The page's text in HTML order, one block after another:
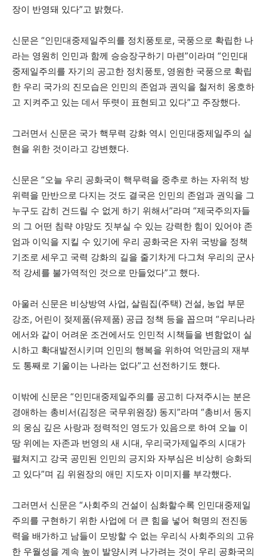
장이 반영돼 있다”고 밝혔다.
신문은 “인민대중제일주의를 정치풍토로, 국풍으로 확립한 나
라는 영원히 인민과 함께 승승장구하기 마련”이라며 “인민대
중제일주의를 자기의 공고한 정치풍토, 영원한 국풍으로 확립
한 우리 국가의 진모습은 인민의 존엄과 권익을 철저히 옹호하
고 지켜주고 있는 데서 뚜렷이 표현되고 있다”고 주장했다.
그러면서 신문은 국가 핵무력 강화 역시 인민대중제일주의 실
현을 위한 것이라고 강변했다.
신문은 “오늘 우리 공화국이 핵무력을 중추로 하는 자위적 방
위력을 만반으로 다지는 것도 결국은 인민의 존엄과 권익을 그
누구도 감히 건드릴 수 없게 하기 위해서”라며 “제국주의자들
의 그 어떤 침략 야망도 짓부실 수 있는 강력한 힘이 있어야 존
엄과 이익을 지킬 수 있기에 우리 공화국은 자위 국방을 정책
기조로 세우고 국력 강화의 길을 줄기차게 다그쳐 우리의 군사
적 강세를 불가역적인 것으로 만들었다”고 했다.
아울러 신문은 비상방역 사업, 살림집(주택) 건설, 농업 부문
강조, 어린이 젖제품(유제품) 공급 정책 등을 꼽으며 “우리나라
에서와 같이 어려운 조건에서도 인민적 시책들을 변함없이 실
시하고 확대발전시키며 인민의 행복을 위하여 억만금의 재부
도 통째로 기울이는 나라는 없다”고 선전하기도 했다.
이밖에 신문은 “인민대중제일주의를 공고히 다져주시는 분은
경애하는 총비서(김정은 국무위원장) 동지”라며 “총비서 동지
의 웅심 깊은 사랑과 정력적인 영도가 있음으로 하여 오늘 이
땅 위에는 자존과 번영의 새 시대, 우리국가제일주의 시대가
펼쳐지고 강국 공민된 인민의 긍지와 자부심은 비상히 승화되
고 있다”며 김 위원장의 애민 지도자 이미지를 부각했다.
그러면서 신문은 “사회주의 건설이 심화할수록 인민대중제일
주의를 구현하기 위한 사업에 더 큰 힘을 넣어 혁명의 전진동
력을 배가하고 남들이 모방할 수 없는 우리식 사회주의의 고유
한 우월성을 계속 높이 발양시켜 나가려는 것이 우리 공화국의